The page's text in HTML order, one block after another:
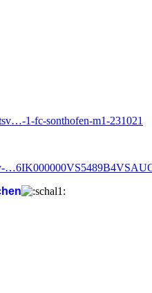
1-fc-sonthofen-m1-231021